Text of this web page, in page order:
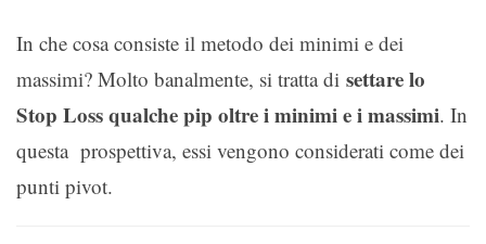
In che cosa consiste il metodo dei minimi e dei
massimi? Molto banalmente, si tratta di settare lo
Stop Loss qualche pip oltre i minimi e i massimi. In
questa prospettiva, essi vengono considerati come dei
punti pivot.